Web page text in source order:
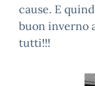
cause. E
buon inverno
tutti!!!